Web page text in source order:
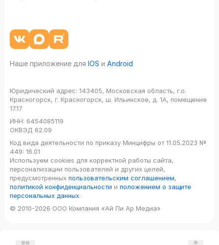
Наше приложение для IOS и Android
Юридический адрес: 143405, Московская область, г.о.
Красногорск, г. Красногорск, ш. Ильинское, д. 1А, помещение
17.17
ИНН: 6454085119
ОКВЭД 62.09
Код вида деятельности по приказу Минцифры от 11.05.2023 №
449: 16.01
Используем cookies для корректной работы сайта,
персонализации пользователей и других целей,
предусмотренных пользовательским соглашением,
политикой конфиденциальности и положением о защите
персональных данных.
© 2010-2026 ООО Компания «Ай Пи Ар Медиа»